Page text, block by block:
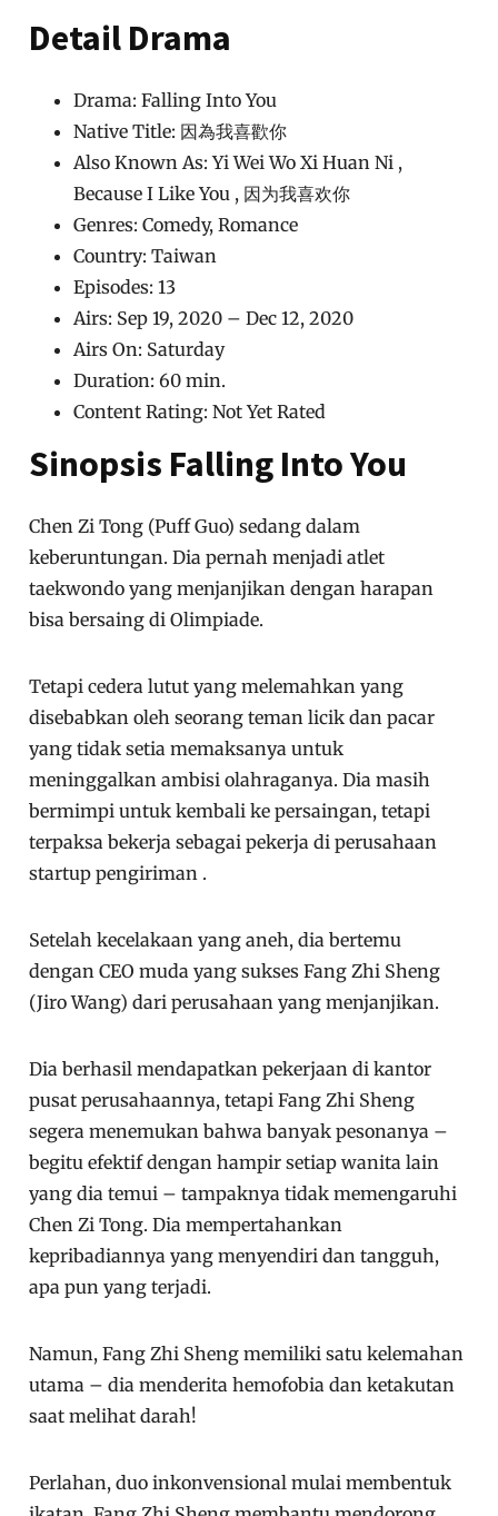
Detail Drama
Drama: Falling Into You
Native Title: 因為我喜歡你
Also Known As: Yi Wei Wo Xi Huan Ni ,
Because I Like You , 因为我喜欢你
Genres: Comedy, Romance
Country: Taiwan
Episodes: 13
Airs: Sep 19, 2020 – Dec 12, 2020
Airs On: Saturday
Duration: 60 min.
Content Rating: Not Yet Rated
Sinopsis Falling Into You
Chen Zi Tong (Puff Guo) sedang dalam
keberuntungan. Dia pernah menjadi atlet
taekwondo yang menjanjikan dengan harapan
bisa bersaing di Olimpiade.
Tetapi cedera lutut yang melemahkan yang
disebabkan oleh seorang teman licik dan pacar
yang tidak setia memaksanya untuk
meninggalkan ambisi olahraganya. Dia masih
bermimpi untuk kembali ke persaingan, tetapi
terpaksa bekerja sebagai pekerja di perusahaan
startup pengiriman .
Setelah kecelakaan yang aneh, dia bertemu
dengan CEO muda yang sukses Fang Zhi Sheng
(Jiro Wang) dari perusahaan yang menjanjikan.
Dia berhasil mendapatkan pekerjaan di kantor
pusat perusahaannya, tetapi Fang Zhi Sheng
segera menemukan bahwa banyak pesonanya –
begitu efektif dengan hampir setiap wanita lain
yang dia temui – tampaknya tidak memengaruhi
Chen Zi Tong. Dia mempertahankan
kepribadiannya yang menyendiri dan tangguh,
apa pun yang terjadi.
Namun, Fang Zhi Sheng memiliki satu kelemahan
utama – dia menderita hemofobia dan ketakutan
saat melihat darah!
Perlahan, duo inkonvensional mulai membentuk